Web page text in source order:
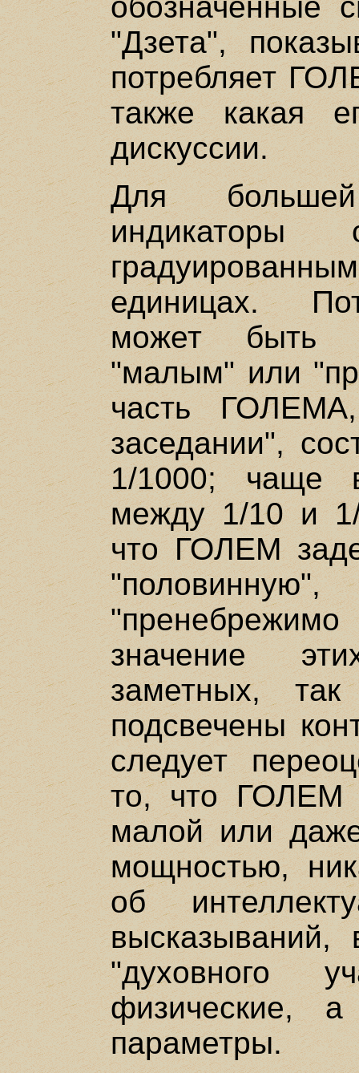
обозначенные
"Дзета",
потребляет
также какая
дискуссии.
Для
индикаторы
единицах.
может быть
"малым" или
часть
заседании",
1/1000; чаще
между 1/10 и
что ГОЛЕМ
значение
заметных,
подсвечены
следует
то, что ГОЛЕМ
малой или
мощностью,
об
"духовного
физические,
параметры.